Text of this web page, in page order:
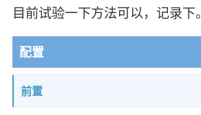
目前试验一下方法可以，记录下。
配置
前置